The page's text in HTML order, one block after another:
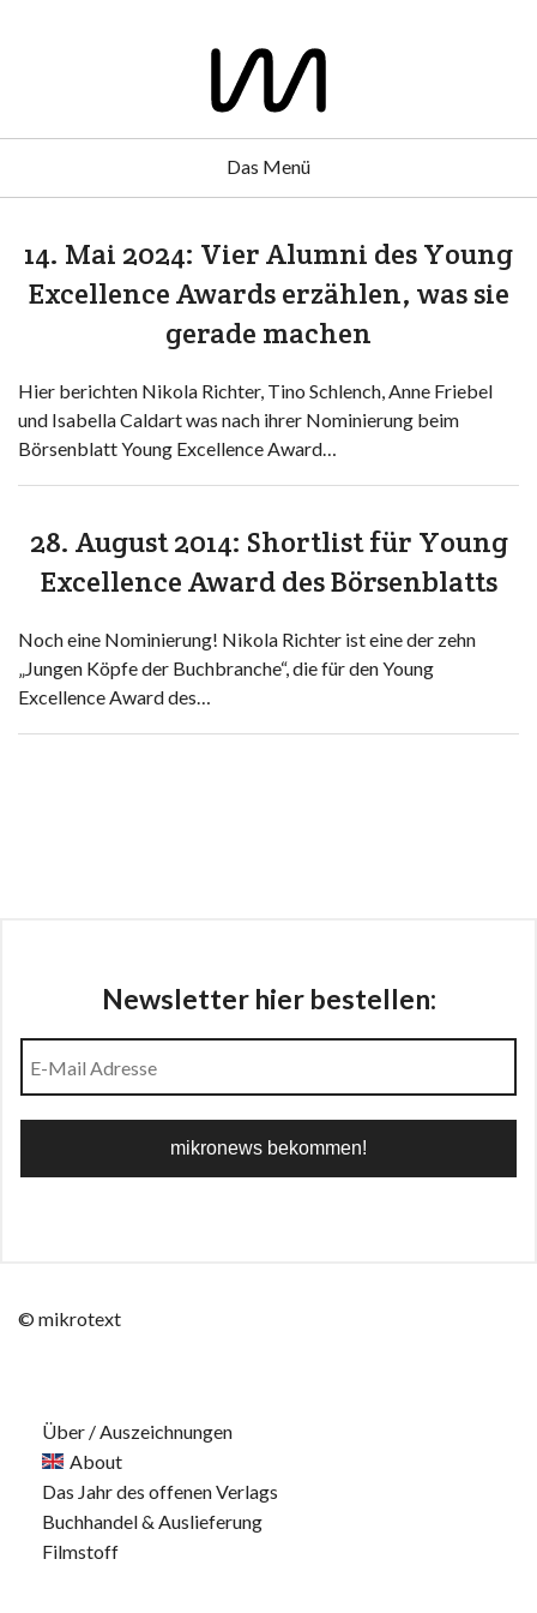
Das Menü
14. Mai 2024: Vier Alumni des Young
Excellence Awards erzählen, was sie
gerade machen
Hier berichten Nikola Richter, Tino Schlench, Anne Friebel
und Isabella Caldart was nach ihrer Nominierung beim
Börsenblatt Young Excellence Award…
28. August 2014: Shortlist für Young
Excellence Award des Börsenblatts
Noch eine Nominierung! Nikola Richter ist eine der zehn
„Jungen Köpfe der Buchbranche“, die für den Young
Excellence Award des…
Newsletter hier bestellen:
© mikrotext
Über / Auszeichnungen
About
Das Jahr des offenen Verlags
Buchhandel & Auslieferung
Filmstoff